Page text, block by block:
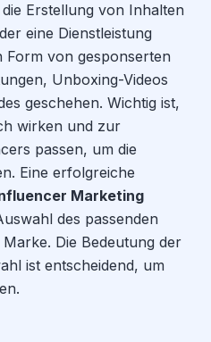
Erstellung von Inhalten
eine Dienstleistung
Form von gesponserten
Unboxing-Videos
geschehen. Wichtig ist,
wirken und zur
passen, um die
Eine erfolgreiche
Marketing
des passenden
Die Bedeutung der
ist entscheidend, um